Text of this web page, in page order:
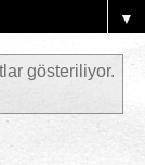
▼
gösteriliyor.